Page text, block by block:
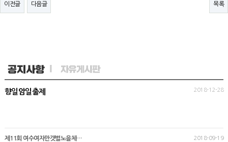
이전글 다음글 목록
향일암일출제 2018-12-28
제11회 여수여자만갯벌노을체… 2018-09-19